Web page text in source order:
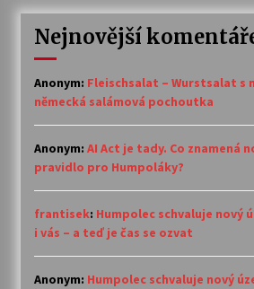
Nejnovější
Anonym: Fleischsalat – Wurstsalat s
německá salámová pochoutka
Anonym: AI Act je tady. Co znamená
pravidlo pro Humpoláky?
frantisek: Humpolec schvaluje nový
i vás – a teď je čas se ozvat
Anonym: Humpolec schvaluje nový